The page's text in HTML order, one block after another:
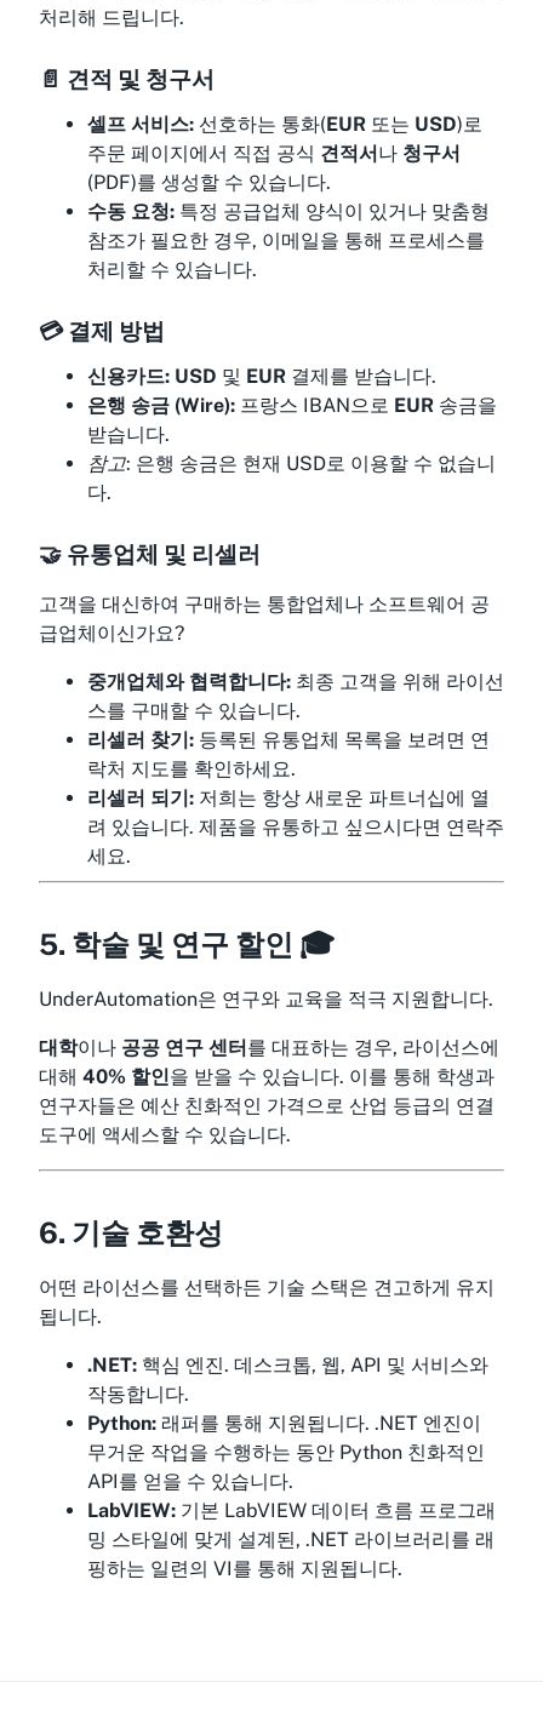
처리해 드립니다.
📄 견적 및 청구서
셀프 서비스: 선호하는 통화(EUR 또는 USD)로
주문 페이지에서 직접 공식 견적서나 청구서
(PDF)를 생성할 수 있습니다.
수동 요청: 특정 공급업체 양식이 있거나 맞춤형
참조가 필요한 경우, 이메일을 통해 프로세스를
처리할 수 있습니다.
💳 결제 방법
신용카드: USD 및 EUR 결제를 받습니다.
은행 송금 (Wire): 프랑스 IBAN으로 EUR 송금을
받습니다.
참고: 은행 송금은 현재 USD로 이용할 수 없습니
다.
🤝 유통업체 및 리셀러
고객을 대신하여 구매하는 통합업체나 소프트웨어 공
급업체이신가요?
중개업체와 협력합니다: 최종 고객을 위해 라이선
스를 구매할 수 있습니다.
리셀러 찾기: 등록된 유통업체 목록을 보려면 연
락처 지도를 확인하세요.
리셀러 되기: 저희는 항상 새로운 파트너십에 열
려 있습니다. 제품을 유통하고 싶으시다면 연락주
세요.
5. 학술 및 연구 할인 🎓
UnderAutomation은 연구와 교육을 적극 지원합니다.
대학이나 공공 연구 센터를 대표하는 경우, 라이선스에
대해 40% 할인을 받을 수 있습니다. 이를 통해 학생과
연구자들은 예산 친화적인 가격으로 산업 등급의 연결
도구에 액세스할 수 있습니다.
6. 기술 호환성
어떤 라이선스를 선택하든 기술 스택은 견고하게 유지
됩니다.
.NET: 핵심 엔진. 데스크톱, 웹, API 및 서비스와
작동합니다.
Python: 래퍼를 통해 지원됩니다. .NET 엔진이
무거운 작업을 수행하는 동안 Python 친화적인
API를 얻을 수 있습니다.
LabVIEW: 기본 LabVIEW 데이터 흐름 프로그래
밍 스타일에 맞게 설계된, .NET 라이브러리를 래
핑하는 일련의 VI를 통해 지원됩니다.